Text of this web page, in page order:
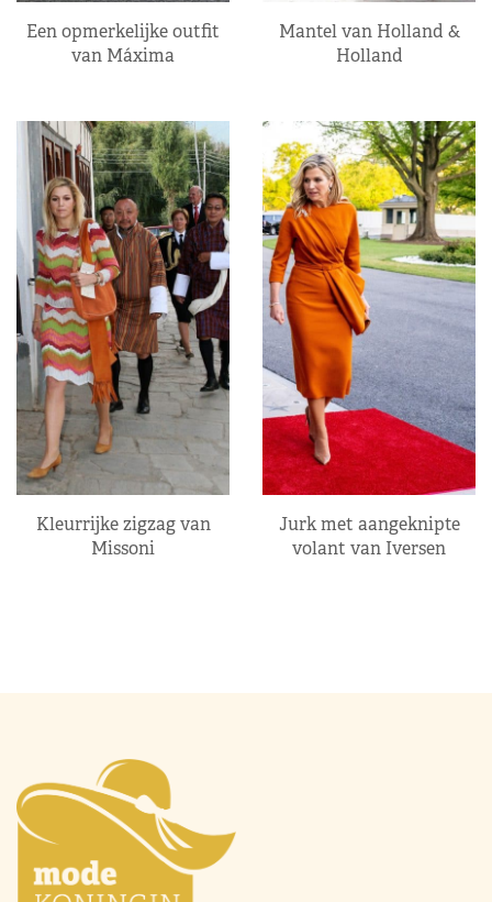
Een opmerkelijke outfit
van Máxima
Mantel van Holland &
Holland
Kleurrijke zigzag van
Missoni
Jurk met aangeknipte
volant van Iversen